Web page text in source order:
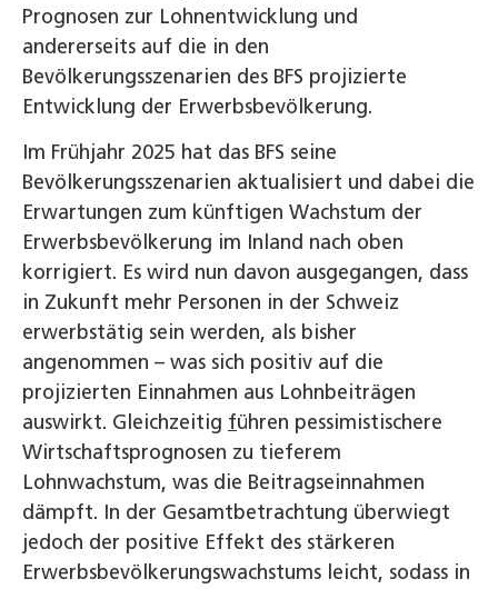
Prognosen zur Lohnentwicklung und
andererseits auf die in den
Bevölkerungsszenarien des BFS projizierte
Entwicklung der Erwerbsbevölkerung.
Im Frühjahr 2025 hat das BFS seine
Bevölkerungsszenarien aktualisiert und dabei die
Erwartungen zum künftigen Wachstum der
Erwerbsbevölkerung im Inland nach oben
korrigiert. Es wird nun davon ausgegangen, dass
in Zukunft mehr Personen in der Schweiz
erwerbstätig sein werden, als bisher
angenommen – was sich positiv auf die
projizierten Einnahmen aus Lohnbeiträgen
auswirkt. Gleichzeitig führen pessimistischere
Wirtschaftsprognosen zu tieferem
Lohnwachstum, was die Beitragseinnahmen
dämpft. In der Gesamtbetrachtung überwiegt
jedoch der positive Effekt des stärkeren
Erwerbsbevölkerungswachstums leicht, sodass in